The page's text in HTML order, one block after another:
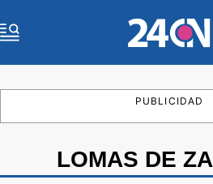
PUBLICIDAD
LOMAS DE